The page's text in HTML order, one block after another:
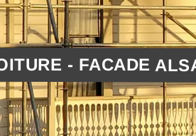
- FACADE